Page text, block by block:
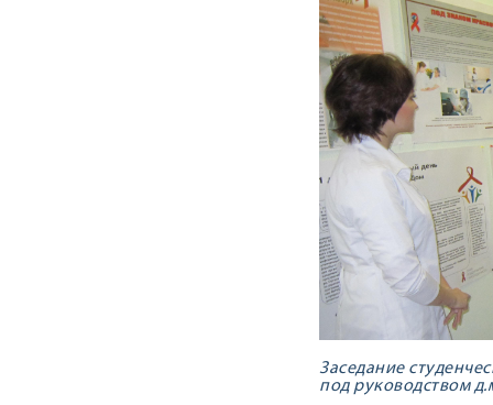
Заседание
под руководством